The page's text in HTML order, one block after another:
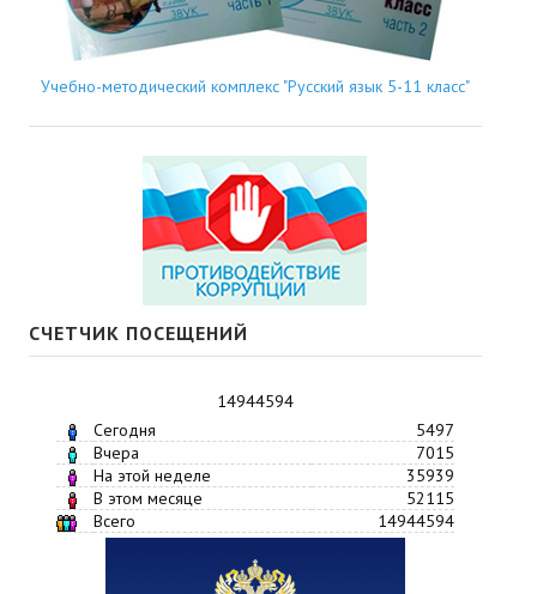
Учебно-методический комплекс "Русский язык 5-11 класс"
СЧЕТЧИК ПОСЕЩЕНИЙ
14944594
Сегодня
5497
Вчера
7015
На этой неделе
35939
В этом месяце
52115
Всего
14944594